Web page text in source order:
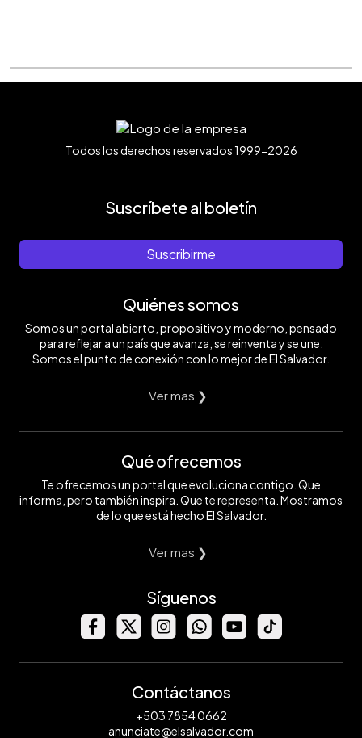
Todos los derechos reservados 1999-2026
Suscríbete al boletín
Suscribirme
Quiénes somos
Somos un portal abierto, propositivo y moderno, pensado
para reflejar a un país que avanza, se reinventa y se une.
Somos el punto de conexión con lo mejor de El Salvador.
Ver mas ❯
Qué ofrecemos
Te ofrecemos un portal que evoluciona contigo. Que
informa, pero también inspira. Que te representa. Mostramos
de lo que está hecho El Salvador.
Ver mas ❯
Síguenos
Contáctanos
+503 7854 0662
anunciate@elsalvador.com